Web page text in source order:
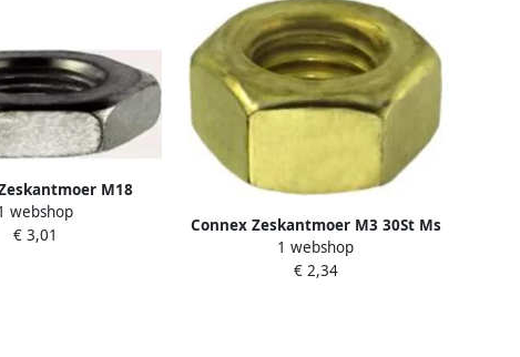
M18
Vz KY4221018
webshop
€ 3,01
Connex Zeskantmoer M3 30St Ms
KY4240003
1 webshop
€ 2,34